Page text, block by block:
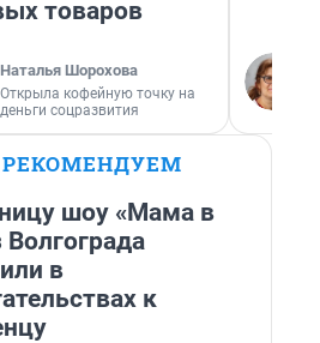
товаров
Наталья Шорохова
Открыла кофейную точку на
деньги соцразвития
РЕКОМЕНДУЕМ
шоу «Мама в
Волгограда
в
к